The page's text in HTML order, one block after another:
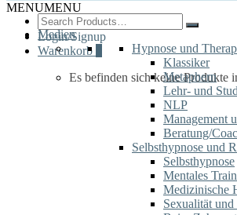
Search
for:
Login/Signup
Warenkorb
Es befinden sich keine Produkte
MENUMENU
Medien
Hypnose und
Klassiker
Metaphern
Lehr- und
NLP
Management
Beratung/
Selbsthypnose und
Selbsthypnose
Mentales
Medizinische
Sexualität und